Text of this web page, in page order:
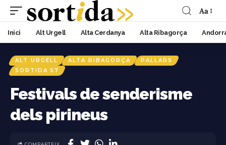
Aa
Inici Alt Urgell Alta Cerdanya Alta Ribagorça
ALT URGELL ALTA RIBAGORÇA
PALLARS
SORTIDA 57
Festivals de senderisme
dels pirineus